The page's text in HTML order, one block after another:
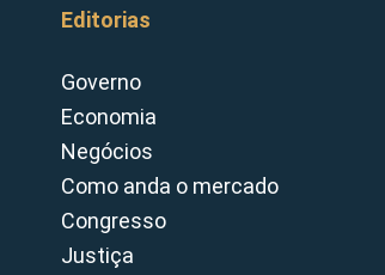
Editorias
Governo
Economia
Negócios
Como anda o mercado
Congresso
Justiça